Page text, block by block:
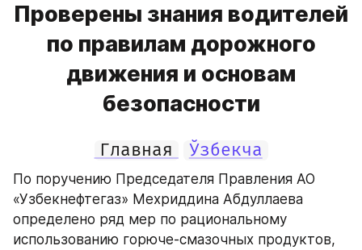
Проверены знания водителей
по правилам дорожного
движения и основам
безопасности
Главная Ўзбекча
По поручению Председателя Правления АО
«Узбекнефтегаз» Мехриддина Абдуллаева
определено ряд мер по рациональному
использованию горюче-смазочных продуктов,